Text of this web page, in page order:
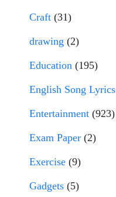
Craft (31)
drawing (2)
Education (195)
English Song Lyrics
Entertainment (923)
Exam Paper (2)
Exercise (9)
Gadgets (5)